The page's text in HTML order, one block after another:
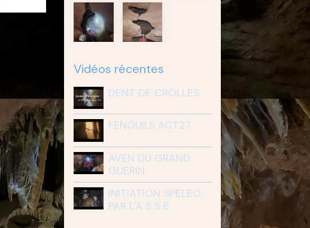
Vidéos récentes
DENT DE CROLLES
FENOUILS ACT27
AVEN DU GRAND
GUERIN
INITIATION SPELEO
PAR L'A S S E